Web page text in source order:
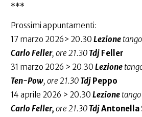
***
Prossimi appuntamenti:
17 marzo 2026> 20.30 Lezione tango
Carlo Feller, ore 21.30 Tdj Feller
31 marzo 2026 > 20.30 Lezione
Ten-Pow, ore 21.30 Tdj Peppo
14 aprile 2026 > 20.30 Lezione tango
Carlo Feller, ore 21.30 TdjAntonella